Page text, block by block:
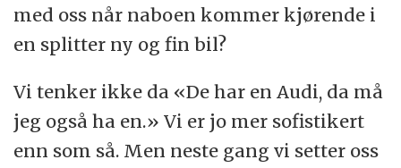
med oss når naboen kommer kjørende i
en splitter ny og fin bil?
Vi tenker ikke da «De har en Audi, da må
jeg også ha en.» Vi er jo mer sofistikert
enn som så. Men neste gang vi setter oss